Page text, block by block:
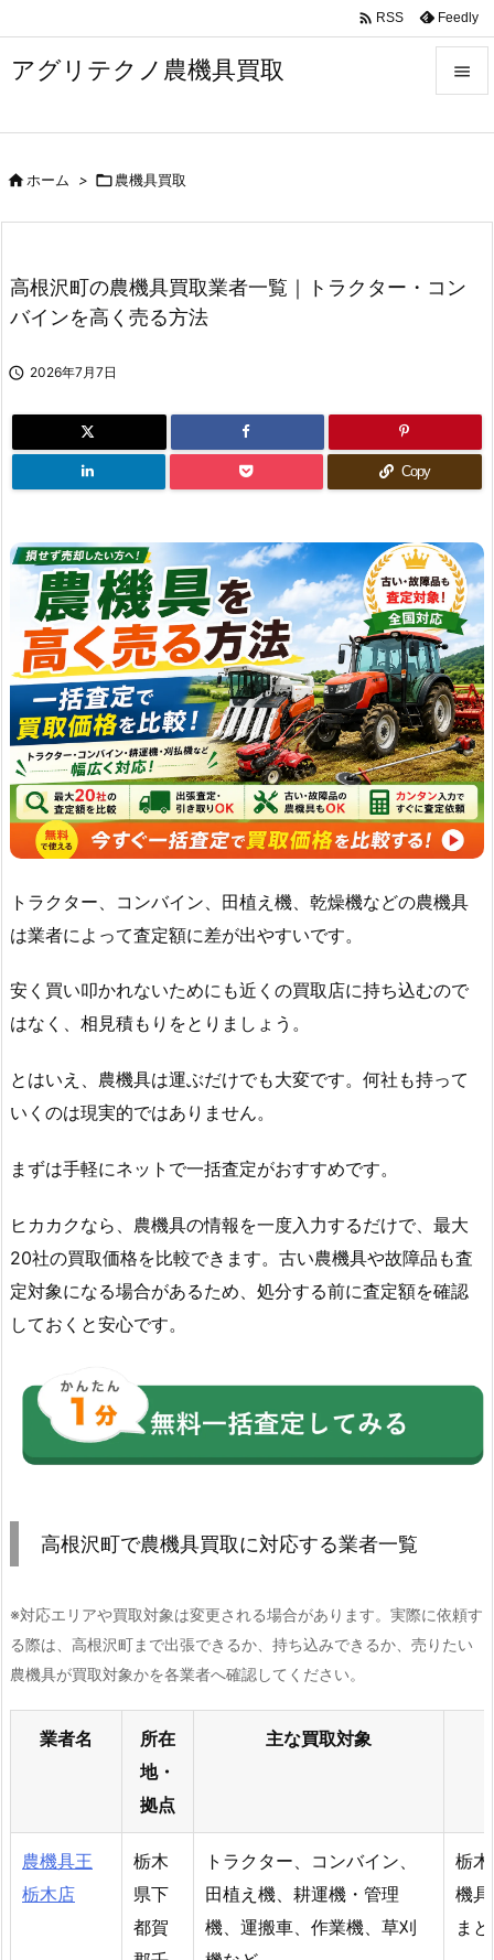
アグリテクノ農機具買取 


 RSS Feedly
ホーム > 農機具買取
高根沢町の農機具買取業者一覧｜トラクター・コン
バインを高く売る方法
 2026年7月7日
Copy
トラクター、コンバイン、田植え機、乾燥機などの農機具
は業者によって査定額に差が出やすいです。
安く買い叩かれないためにも近くの買取店に持ち込むので
はなく、相見積もりをとりましょう。
とはいえ、農機具は運ぶだけでも大変です。何社も持って
いくのは現実的ではありません。
まずは手軽にネットで一括査定がおすすめです。
ヒカカクなら、農機具の情報を一度入力するだけで、最大
20社の買取価格を比較できます。古い農機具や故障品も査
定対象になる場合があるため、処分する前に査定額を確認
しておくと安心です。
高根沢町で農機具買取に対応する業者一覧
※対応エリアや買取対象は変更される場合があります。実際に依頼す
る際は、高根沢町まで出張できるか、持ち込みできるか、売りたい
農機具が買取対象かを各業者へ確認してください。
業者名
所在
地・
拠点
主な買取対象
農機具王
栃木店
栃木
県下
都賀
トラクター、コンバイン、
田植え機、耕運機・管理
機、運搬車、作業機、草刈
栃
機
ま